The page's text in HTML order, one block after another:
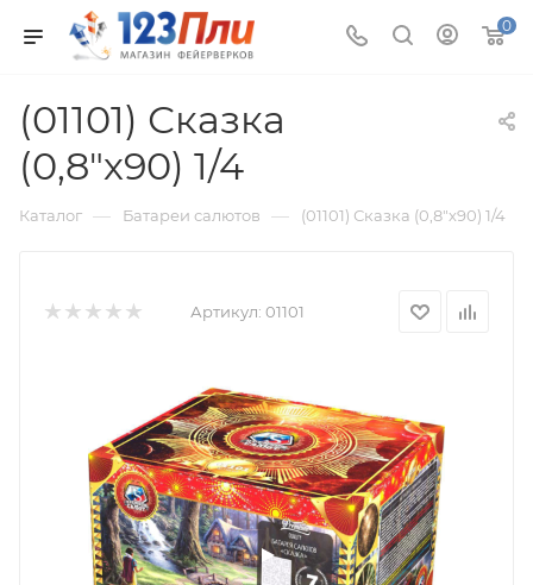
0
(01101) Сказка
(0,8"х90) 1/4
Каталог — Батареи салютов — (01101) Сказка (0,8"х90) 1/4
Артикул: 01101